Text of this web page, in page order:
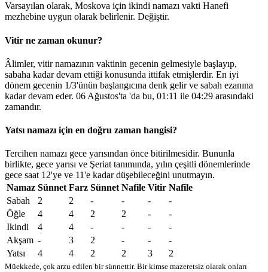
Varsayılan olarak, Moskova için ikindi namazı vakti Hanefi
mezhebine uygun olarak belirlenir. Değiştir.
Vitir ne zaman okunur?
Âlimler, vitir namazının vaktinin gecenin gelmesiyle başlayıp,
sabaha kadar devam ettiği konusunda ittifak etmişlerdir. En iyi
dönem gecenin 1/3'ünün başlangıcına denk gelir ve sabah ezanına
kadar devam eder. 06 Ağustos'ta 'da bu, 01:11 ile 04:29 arasındaki
zamandır.
Yatsı namazı için en doğru zaman hangisi?
Tercihen namazı gece yarısından önce bitirilmesidir. Bununla
birlikte, gece yarısı ve Şeriat tanımında, yılın çeşitli dönemlerinde
gece saat 12'ye ve 11'e kadar düşebileceğini unutmayın.
Namaz Sünnet Farz Sünnet Nafile Vitir Nafile
Sabah
2 2 - - -
-
Öğle
4 4 2 2 -
-
Ikindi
4 4 - - -
-
Akşam - 3 2 - -
-
Yatsı
4 4 2 2 3 2
Müekkede, çok arzu edilen bir sünnettir. Bir kimse mazeretsiz olarak onları